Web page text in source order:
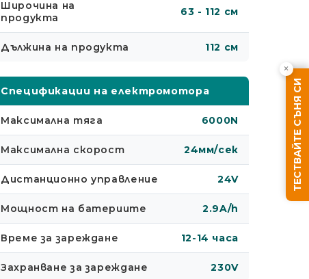
Ние ще се свържем с вас в рамките на работния
Широчина на
продукта
63 - 112 см
Дължина на продукта 112 см
Спецификации на електромотора
Максимална тяга 6000N
Максимална скорост 24мм/сек
Дистанционно управление 24V
Мощност на батериите 2.9A/h
Време за зареждане 12-14 часа
Захранване за зареждане 230V
ТЕСТВАЙТЕ СЪНЯ СИ
×